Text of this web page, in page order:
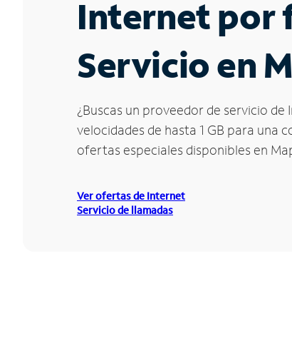
Internet por
Servicio en
¿Buscas un proveedor de servicio
velocidades de hasta 1 GB para
ofertas especiales disponibles en
Ver ofertas de Internet
Servicio de llamadas